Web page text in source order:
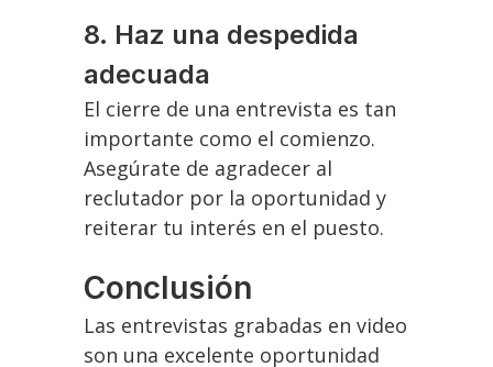
8. Haz una despedida
adecuada
El cierre de una entrevista es tan
importante como el comienzo.
Asegúrate de agradecer al
reclutador por la oportunidad y
reiterar tu interés en el puesto.
Conclusión
Las entrevistas grabadas en video
son una excelente oportunidad